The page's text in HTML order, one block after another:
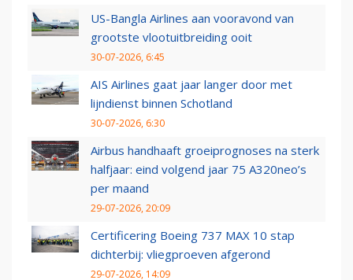
US-Bangla Airlines aan vooravond van
grootste vlootuitbreiding ooit
30-07-2026, 6:45
AIS Airlines gaat jaar langer door met
lijndienst binnen Schotland
30-07-2026, 6:30
Airbus handhaaft groeiprognoses na sterk
halfjaar: eind volgend jaar 75 A320neo’s
per maand
29-07-2026, 20:09
Certificering Boeing 737 MAX 10 stap
dichterbij: vliegproeven afgerond
29-07-2026, 14:09